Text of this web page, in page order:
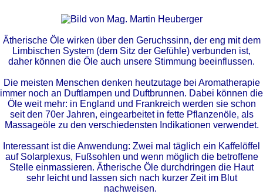
Ätherische Öle wirken über den Geruchssinn, der eng mit dem
Limbischen System (dem Sitz der Gefühle) verbunden ist,
daher können die Öle auch unsere Stimmung beeinflussen.
Die meisten Menschen denken heutzutage bei Aromatherapie
immer noch an Duftlampen und Duftbrunnen. Dabei können die
Öle weit mehr: in England und Frankreich werden sie schon
seit den 70er Jahren, eingearbeitet in fette Pflanzenöle, als
Massageöle zu den verschiedensten Indikationen verwendet.
Interessant ist die Anwendung: Zwei mal täglich ein Kaffelöffel
auf Solarplexus, Fußsohlen und wenn möglich die betroffene
Stelle einmassieren. Ätherische Öle durchdringen die Haut
sehr leicht und lassen sich nach kurzer Zeit im Blut
nachweisen.